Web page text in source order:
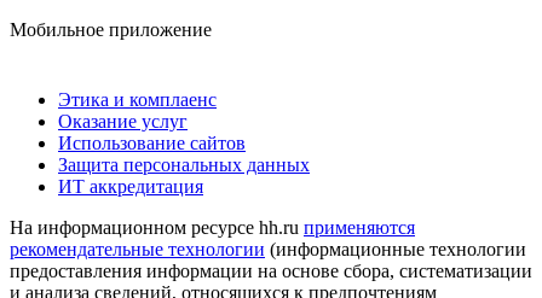
Мобильное приложение
Этика и комплаенс
Оказание услуг
Использование сайтов
Защита персональных данных
ИТ аккредитация
На информационном ресурсе hh.ru применяются
рекомендательные технологии (информационные технологии
предоставления информации на основе сбора, систематизации
и анализа сведений, относящихся к предпочтениям